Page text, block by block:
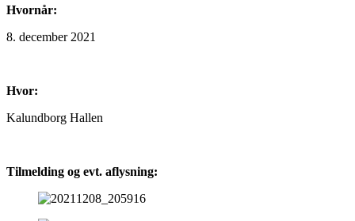
Hvornår:
8. december 2021
Hvor:
Kalundborg Hallen
Tilmelding og evt. aflysning: